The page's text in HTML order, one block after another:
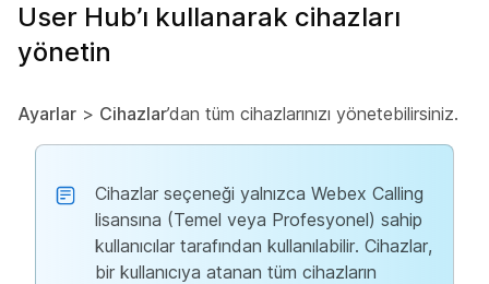
User Hub’ı kullanarak cihazları
yönetin
Ayarlar > Cihazlar’dan tüm cihazlarınızı yönetebilirsiniz.
Cihazlar seçeneği yalnızca Webex Calling
lisansına (Temel veya Profesyonel) sahip
kullanıcılar tarafından kullanılabilir. Cihazlar,
bir kullanıcıya atanan tüm cihazların